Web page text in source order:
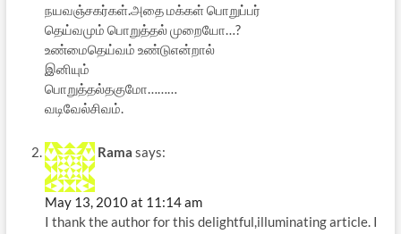
நயவஞ்சகர்கள்.அதை மக்கள் பொறுப்பர்
தெய்வமும் பொறுத்தல் முறையோ…?
உண்மைதெய்வம் உண்டுஎன்றால்
இனியும்
பொறுத்தல்தகுமோ………
வடிவேல்சிவம்.
Rama says:
May 13, 2010 at 11:14 am
I thank the author for this delightful,illuminating article. I